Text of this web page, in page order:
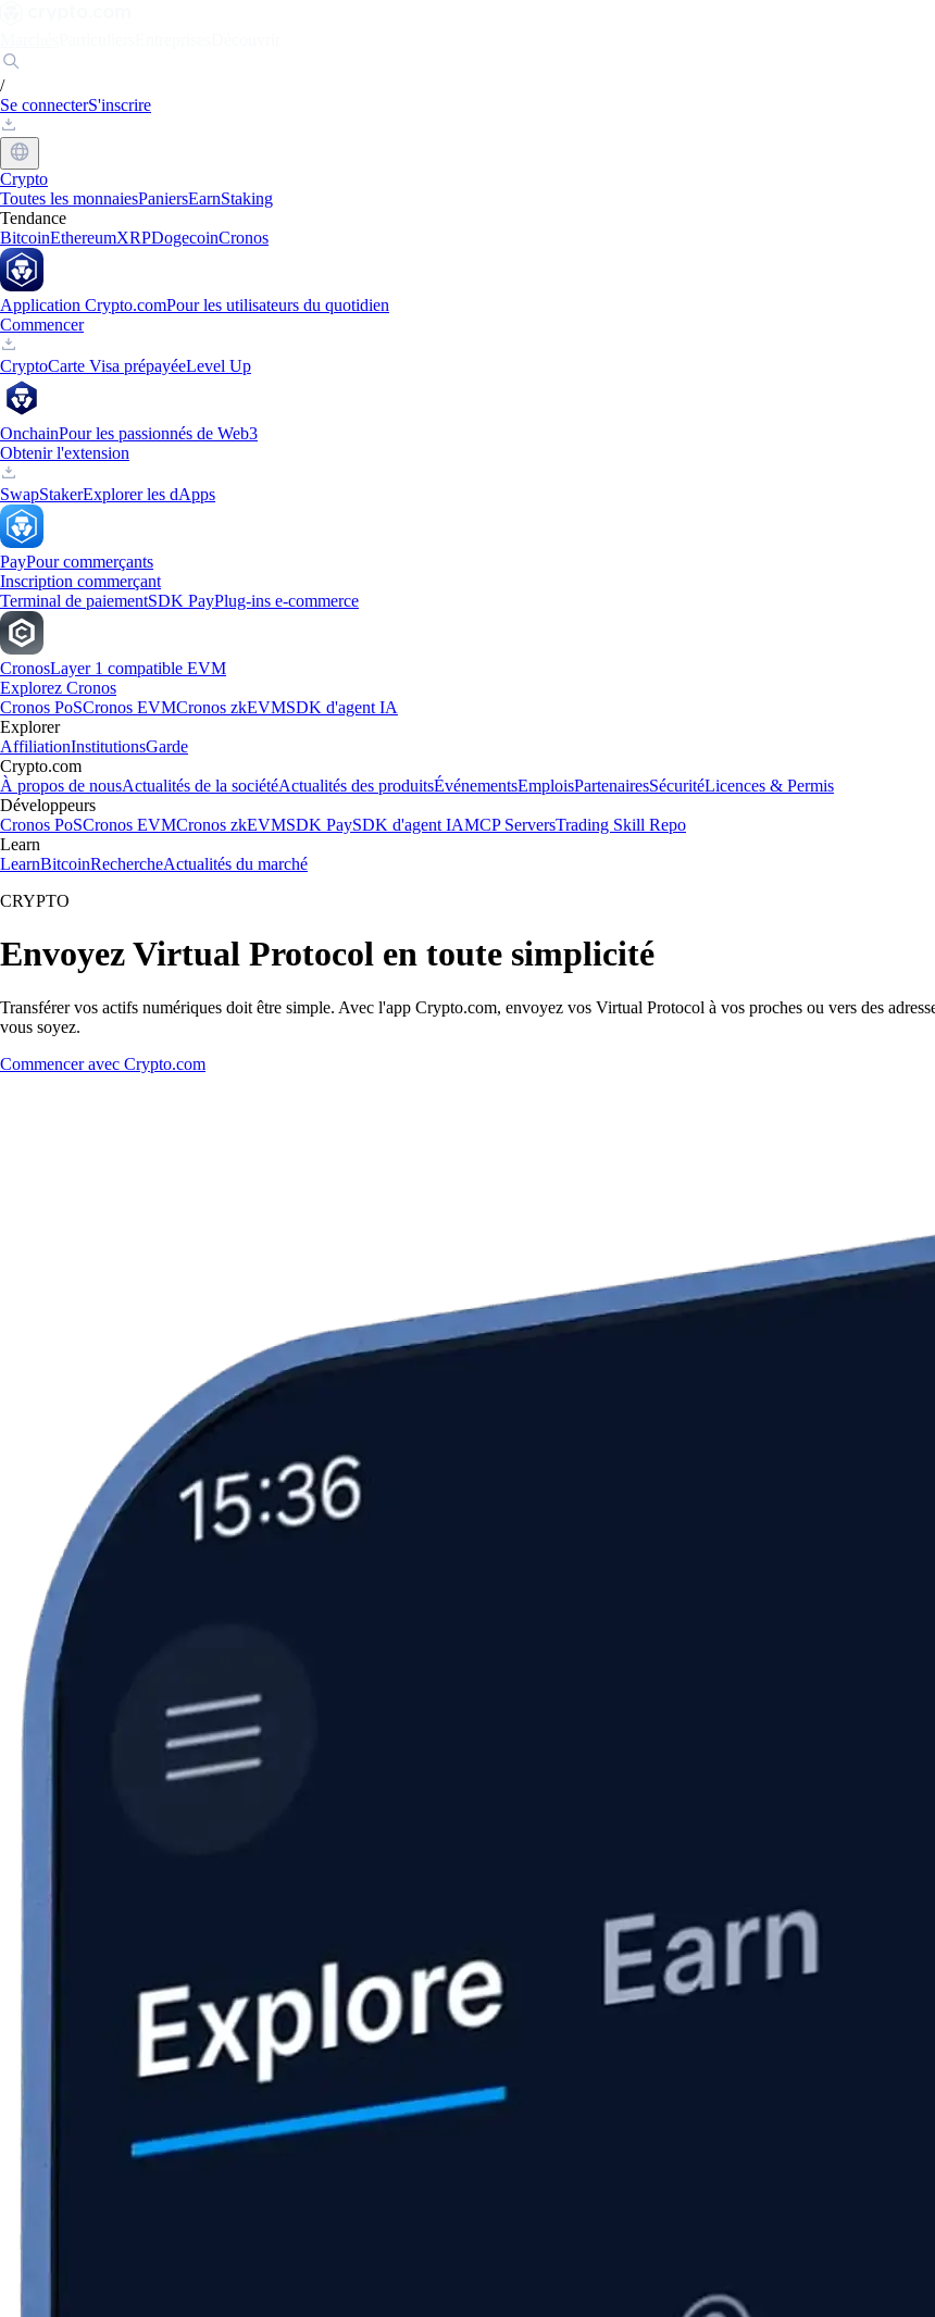
/
Se connecterS'inscrire
Crypto
Toutes les monnaiesPaniersEarnStaking
Tendance
BitcoinEthereumXRPDogecoinCronos
Application Crypto.comPour les utilisateurs du quotidien
Commencer
CryptoCarte Visa prépayéeLevel Up
OnchainPour les passionnés de Web3
Obtenir l'extension
SwapStakerExplorer les dApps
PayPour commerçants
Inscription commerçant
Terminal de paiementSDK PayPlug-ins e-commerce
CronosLayer 1 compatible EVM
Explorez Cronos
Cronos PoSCronos EVMCronos zkEVMSDK d'agent IA
Explorer
AffiliationInstitutionsGarde
Crypto.com
À propos de nousActualités de la sociétéActualités des produitsÉvénementsEmploisPartenairesSécuritéLicences & Permis
Développeurs
Cronos PoSCronos EVMCronos zkEVMSDK PaySDK d'agent IAMCP ServersTrading Skill Repo
Learn
LearnBitcoinRechercheActualités du marché
CRYPTO
Envoyez Virtual Protocol en toute simplicité
Transférer vos actifs numériques doit être simple. Avec l'app Crypto.com, envoyez vos Virtual Protocol à vos proches ou vers des
vous soyez.
Commencer avec Crypto.com